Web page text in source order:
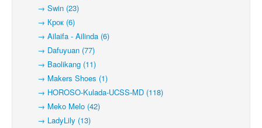
→ Swin (23)
→ Крок (6)
→ Ailaifa - Ailinda (6)
→ Dafuyuan (77)
→ Baolikang (11)
→ Makers Shoes (1)
→ HOROSO-Kulada-UCSS-MD (118)
→ Meko Melo (42)
→ LadyLily (13)